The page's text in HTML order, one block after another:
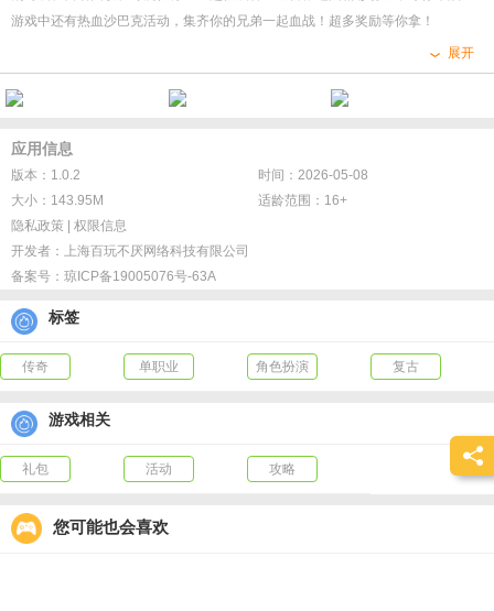
游戏中还有热血沙巴克活动，集齐你的兄弟一起血战！超多奖励等你拿！
1、上线即送：小金刚时装、自动回收、专属任务！
2、美人相伴，倾国倾城！
4、北斗命星，南斗杀星！
5、三国战场，战力通天！
6、血战沙城，无上荣耀，实力决定沙巴克命运！
展开
应用信息
版本：1.0.2
时间：2026-05-08
大小：143.95M
适龄范围：16+
隐私政策
权限信息
开发者：
上海百玩不厌网络科技有限公司
备案号： 琼ICP备19005076号-63A
标签
传奇 单职业 角色扮演 复古
游戏相关
礼包 活动 攻略
您可能也会喜欢